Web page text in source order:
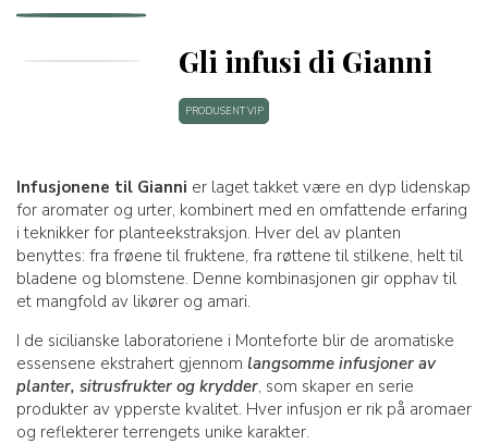
Gli infusi di Gianni
PRODUSENT VIP
Infusjonene til Gianni er laget takket være en dyp lidenskap
for aromater og urter, kombinert med en omfattende erfaring
i teknikker for planteekstraksjon. Hver del av planten
benyttes: fra frøene til fruktene, fra røttene til stilkene, helt til
bladene og blomstene. Denne kombinasjonen gir opphav til
et mangfold av likører og amari.
I de sicilianske laboratoriene i Monteforte blir de aromatiske
essensene ekstrahert gjennom langsomme infusjoner av
planter, sitrusfrukter og krydder, som skaper en serie
produkter av ypperste kvalitet. Hver infusjon er rik på aromaer
og reflekterer terrengets unike karakter.